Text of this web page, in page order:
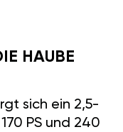
HAUBE
sich ein 2,5-
PS und 240